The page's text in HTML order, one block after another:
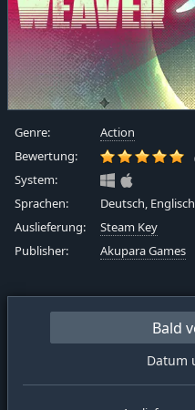
Genre:
Action
Bewertung:
System:
Sprachen:
Deutsch,
Auslieferung:
Steam Key
Publisher:
Akupara Games
Bald
Datum